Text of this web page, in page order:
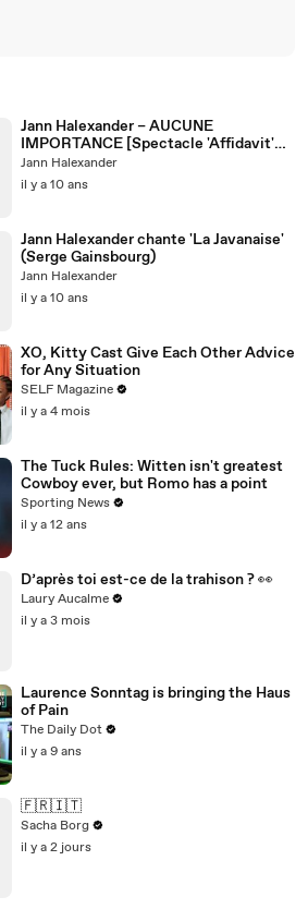
Jann Halexander – AUCUNE
IMPORTANCE [Spectacle 'Affidavit'
7/11/2015 – Paris]
Jann Halexander
il y a 10 ans
Jann Halexander chante 'La Javanaise'
(Serge Gainsbourg)
Jann Halexander
il y a 10 ans
XO, Kitty Cast Give Each Other Advice
for Any Situation
SELF Magazine
il y a 4 mois
The Tuck Rules: Witten isn't greatest
Cowboy ever, but Romo has a point
Sporting News
il y a 12 ans
D’après toi est-ce de la trahison ? 👀
Laury Aucalme
il y a 3 mois
Laurence Sonntag is bringing the Haus
of Pain
The Daily Dot
il y a 9 ans
🇫🇷🇮🇹
Sacha Borg
il y a 2 jours